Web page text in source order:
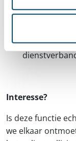
Je kan
Km-
Interesse?
Is deze functie
we elkaar